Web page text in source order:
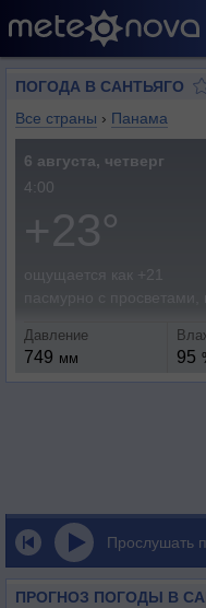
ПОГОДА В САНТЬЯГО
Все страны › Панама
6 августа, четверг
4:00
+23°
Давление
749 мм 95
Прослушать
ПРОГНОЗ ПОГОДЫ В